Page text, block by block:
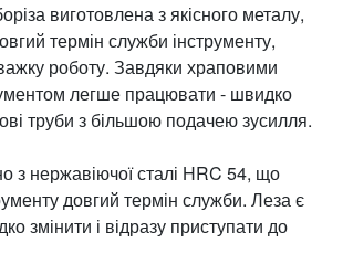
виготовлена з якісного металу,
термін служби інструменту,
роботу. Завдяки храповими
легше працювати - швидко
труби з більшою подачею зусилля.
з нержавіючої сталі HRC 54, що
довгий термін служби. Леза є
змінити і відразу приступати до